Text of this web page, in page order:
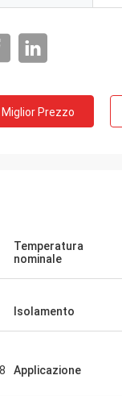
Miglior Prezzo
Temperatura
nominale
Isolamento
Applicazione